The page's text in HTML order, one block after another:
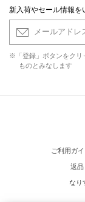
新入荷やセール情報を
※「登録」ボタンをクリ
ものとみなします
ご利用ガ
返
なり